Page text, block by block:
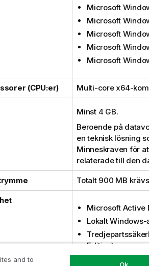
Microsoft
Microsoft
Microsoft
Microsoft
Microsoft
(CPU:er) Multi-core x64-
Minst 4 GB.
Beroende på
en teknisk lösning
Minneskraven för
relaterade till den
Totalt 900 MB
Microsoft Active
LokaltWindows-
Edition)
and to